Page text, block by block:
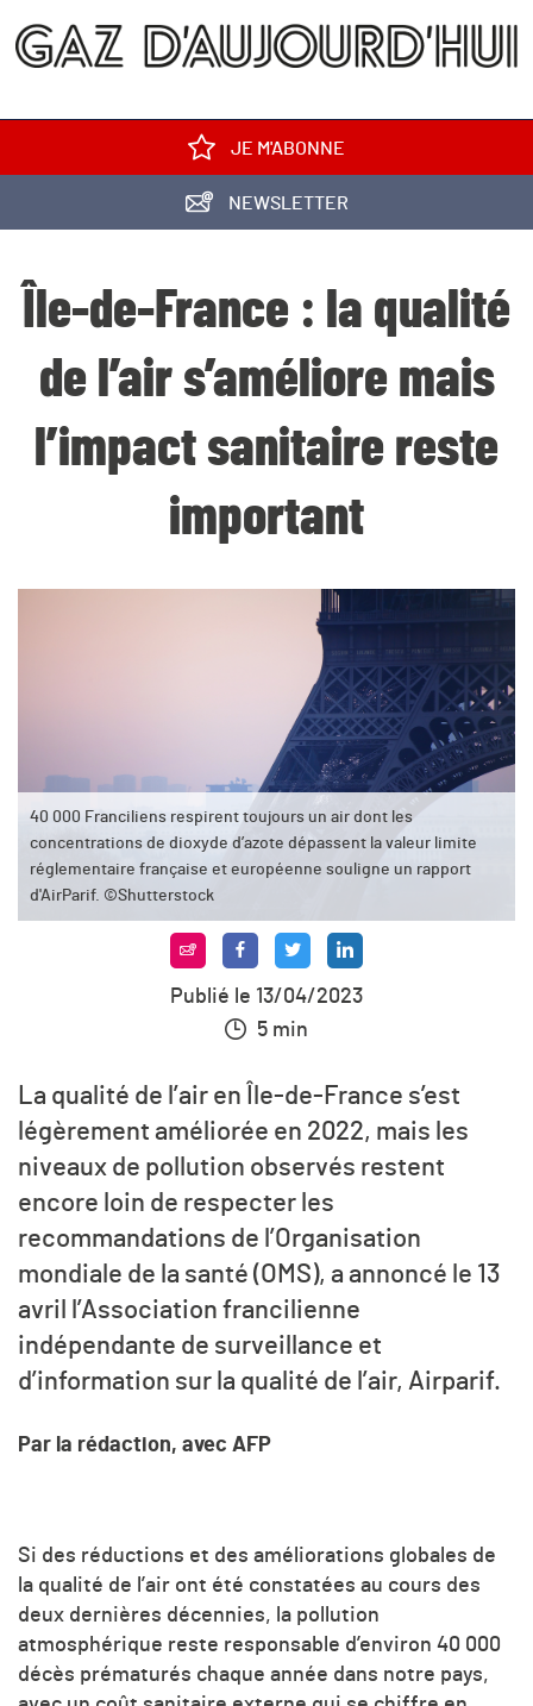
JE M'ABONNE
NEWSLETTER
Île-de-France : la qualité
de l’air s’améliore mais
l’impact sanitaire reste
important
40 000 Franciliens respirent toujours un air dont les
concentrations de dioxyde d’azote dépassent la valeur limite
réglementaire française et européenne souligne un rapport
d'AirParif. ©Shutterstock
Publié le 13/04/2023
5 min
La qualité de l’air en Île-de-France s’est
légèrement améliorée en 2022, mais les
niveaux de pollution observés restent
encore loin de respecter les
recommandations de l’Organisation
mondiale de la santé (OMS), a annoncé le 13
avril l’Association francilienne
indépendante de surveillance et
d’information sur la qualité de l’air, Airparif.
Par la rédaction, avec AFP
Si des réductions et des améliorations globales de
la qualité de l’air ont été constatées au cours des
deux dernières décennies, la pollution
atmosphérique reste responsable d’environ 40 000
décès prématurés chaque année dans notre pays,